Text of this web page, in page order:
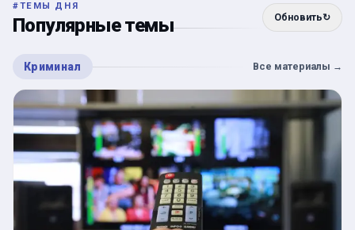
#ТЕМЫ ДНЯ
Популярные темы Обновить↻
Криминал Все материалы →